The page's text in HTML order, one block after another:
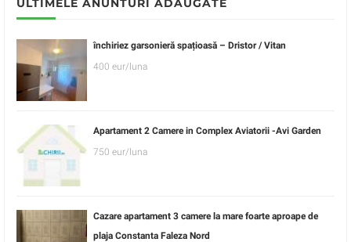
ULTIMELE ANUNTURI ADAUGATE
închiriez garsonieră spațioasă – Dristor / Vitan
400 eur/luna
Apartament 2 Camere in Complex Aviatorii -Avi Garden
750 eur/luna
Cazare apartament 3 camere la mare foarte aproape de
plaja Constanta Faleza Nord